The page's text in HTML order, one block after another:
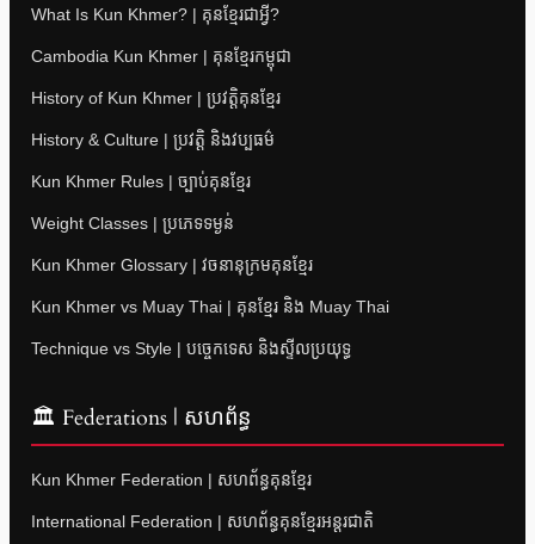
What Is Kun Khmer? | គុនខ្មែរជាអ្វី?
Cambodia Kun Khmer | គុនខ្មែរកម្ពុជា
History of Kun Khmer | ប្រវត្តិគុនខ្មែរ
History & Culture | ប្រវត្តិ និងវប្បធម៌
Kun Khmer Rules | ច្បាប់គុនខ្មែរ
Weight Classes | ប្រភេទទម្ងន់
Kun Khmer Glossary | វចនានុក្រមគុនខ្មែរ
Kun Khmer vs Muay Thai | គុនខ្មែរ និង Muay Thai
Technique vs Style | បច្ចេកទេស និងស្ទីលប្រយុទ្ធ
🏛 Federations | សហព័ន្ធ
Kun Khmer Federation | សហព័ន្ធគុនខ្មែរ
International Federation | សហព័ន្ធគុនខ្មែរអន្តរជាតិ